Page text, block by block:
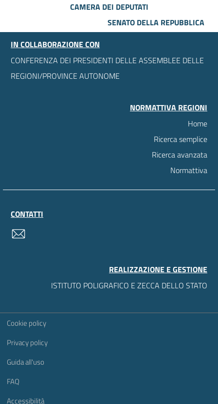
CAMERA DEI DEPUTATI
SENATO DELLA REPUBBLICA
IN COLLABORAZIONE CON
CONFERENZA DEI PRESIDENTI DELLE ASSEMBLEE DELLE
REGIONI/PROVINCE AUTONOME
NORMATTIVA REGIONI
Home
Ricerca semplice
Ricerca avanzata
Normattiva
CONTATTI
REALIZZAZIONE E GESTIONE
ISTITUTO POLIGRAFICO E ZECCA DELLO STATO
Sezione Link Utili
Cookie policy
Privacy policy
Guida all'uso
FAQ
Accessibilità